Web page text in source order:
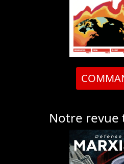
Notre